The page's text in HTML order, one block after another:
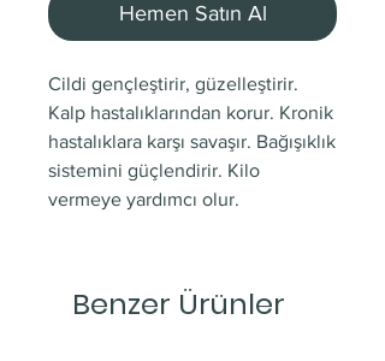
Hemen Satın Al
Cildi gençleştirir, güzelleştirir.
Kalp hastalıklarından korur. Kronik
hastalıklara karşı savaşır. Bağışıklık
sistemini güçlendirir. Kilo
vermeye yardımcı olur.
Benzer Ürünler